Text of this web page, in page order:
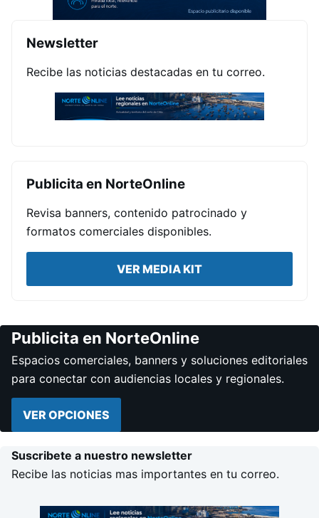
Newsletter
Recibe las noticias destacadas en tu correo.
Publicita en NorteOnline
Revisa banners, contenido patrocinado y
formatos comerciales disponibles.
VER MEDIA KIT
Publicita en NorteOnline
Espacios comerciales, banners y soluciones editoriales
para conectar con audiencias locales y regionales.
VER OPCIONES
Suscribete a nuestro newsletter
Recibe las noticias mas importantes en tu correo.